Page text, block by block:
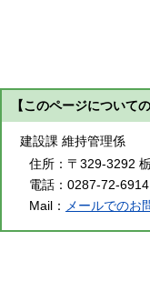
【このページについて
建設課 維持管理係
住所： 〒329-3292
電話： 0287-72-6914
Mail：
メールでのお